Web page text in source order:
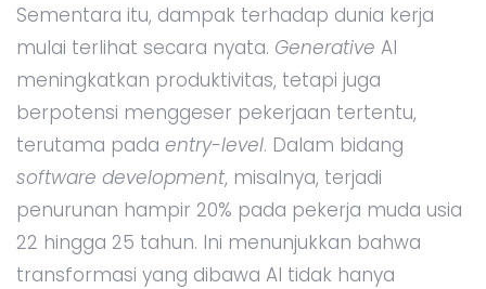
Sementara itu, dampak terhadap dunia kerja
mulai terlihat secara nyata. Generative AI
meningkatkan produktivitas, tetapi juga
berpotensi menggeser pekerjaan tertentu,
terutama pada entry-level. Dalam bidang
software development, misalnya, terjadi
penurunan hampir 20% pada pekerja muda usia
22 hingga 25 tahun. Ini menunjukkan bahwa
transformasi yang dibawa AI tidak hanya